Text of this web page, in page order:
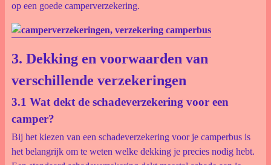
op een goede camperverzekering.
3. Dekking en voorwaarden van
verschillende verzekeringen
3.1 Wat dekt de schadeverzekering voor een
camper?
Bij het kiezen van een schadeverzekering voor je camperbus is
het belangrijk om te weten welke dekking je precies nodig hebt.